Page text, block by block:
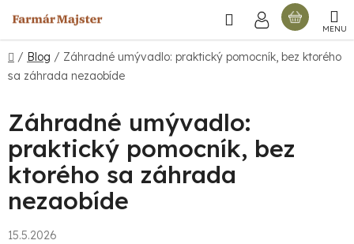
na
obsah
Hľadať
Domov
/ Blog / Záhradné umývadlo: praktický pomocník, bez ktorého
sa záhrada nezaobíde
Záhradné umývadlo:
praktický pomocník, bez
ktorého sa záhrada
nezaobíde
15.5.2026